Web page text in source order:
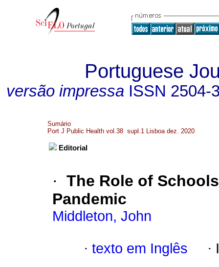
Portuguese
versão impressa ISSN 2504-
Sumário
Port J Public Health vol.38 supl.1 Lisboa dez. 2020
Editorial
· The Role of
Pandemic
Middleton, John
· texto em Inglês ·